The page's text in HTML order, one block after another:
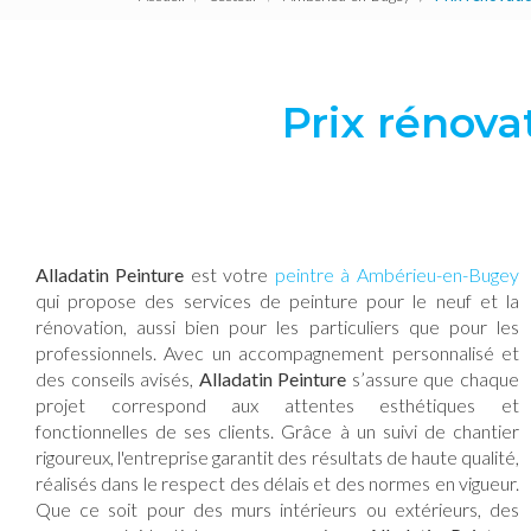
Prix
Alladatin Peinture est votre peintre à Ambérieu-en-Bugey
qui propose des services de peinture pour le neuf et la
rénovation, aussi bien pour les particuliers que pour les
professionnels. Avec un accompagnement personnalisé et
des conseils avisés, Alladatin Peinture s’assure que chaque
projet correspond aux attentes esthétiques et
fonctionnelles de ses clients. Grâce à un suivi de chantier
rigoureux, l'entreprise garantit des résultats de haute qualité,
réalisés dans le respect des délais et des normes en vigueur.
Que ce soit pour des murs intérieurs ou extérieurs, des